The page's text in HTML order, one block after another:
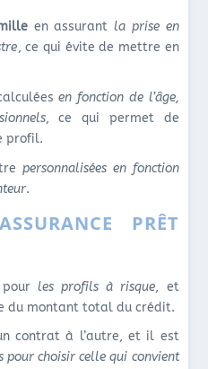
en assurantla prise en
, ce qui évite de mettre en
en fonction de l’âge,
, ce qui permet de
profil.
personnalisées en fonction
.
PRÊT
les profils à risque, et
du montant total du crédit.
contrat à l’autre, et il est
pour choisir celle qui convient